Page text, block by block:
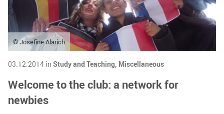
© Josefine Alarich
03.12.2014 in Study and Teaching, Miscellaneous
Welcome to the club: a network for
newbies